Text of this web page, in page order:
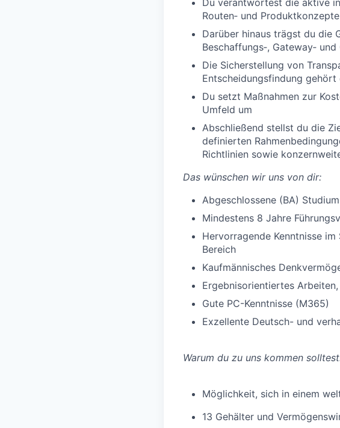
Du verantwortest die aktive
Routen‑ und Produktkonzepte
Darüber hinaus trägst du die
Beschaffungs‑, Gateway‑
Die Sicherstellung von
Entscheidungsfindung
Du setzt Maßnahmen zur
Umfeld um
Abschließend stellst du die
definierten
Richtlinien sowie
Das wünschen wir uns von dir:
Abgeschlossene (BA)
Mindestens 8 Jahre
Hervorragende Kenntnisse
Bereich
Kaufmännisches
Ergebnisorientiertes
Gute PC-Kenntnisse (M365)
Exzellente Deutsch- und
Warum du zu uns kommen
Möglichkeit, sich in einem
13 Gehälter und